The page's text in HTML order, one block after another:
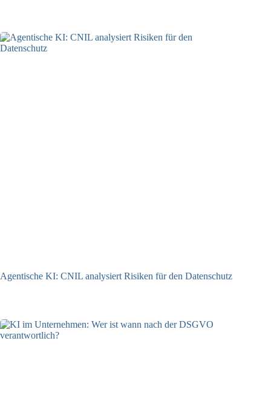
Agentische KI: CNIL analysiert Risiken für den Datenschutz